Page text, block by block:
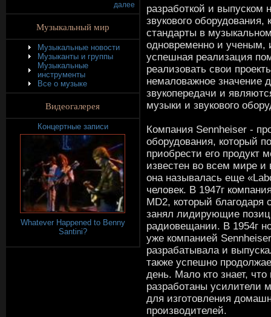
далее
Музыкальный мир
Музыкальные новости
Музыканты и группы
Музыкальные
инструменты
Все о музыке
Видеогалерея
Концертные записи
Whatever Happened to Benny
Santini?
разработкой и выпуском
звукового оборудования,
стандарты в
одновременно и ученым,
успешная реализация
реализовать свои
немаловажное значение
звукопередачи и
музыки и звукового
Компания Sennheiser -
оборудования, который
приобрести его продукт
известен во всем мире и
она называлась еще
человек. В 1947г
MD2, который
занял лидирующие
радиовещании. В 1954г
уже компанией
разрабатывала и
также успешно
день. Мало кто знает,
разработаны усилители
для изготовления
производителей.